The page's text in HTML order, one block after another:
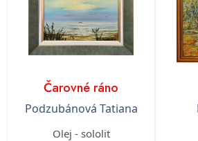
Čarovné ráno
Podzubánová Tatiana
Olej - sololit